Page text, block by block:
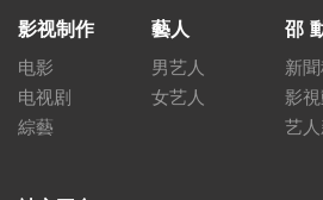
影视制作
电影
电视剧
綜藝
藝人
男艺人
女艺人
邵
新
影
艺